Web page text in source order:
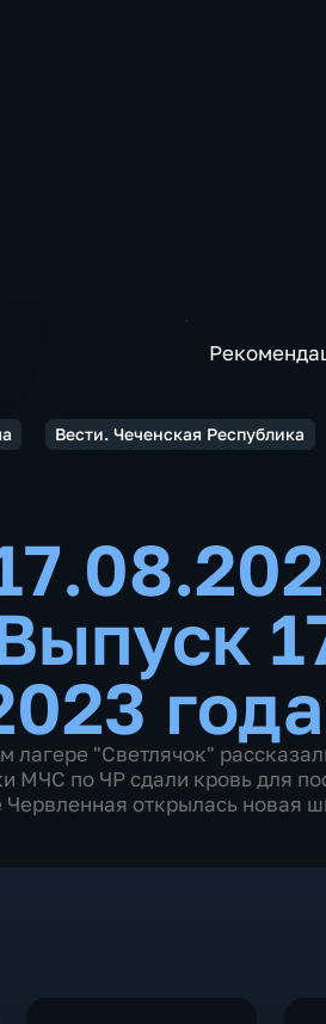
Вести. Чеченская Республика
года
лагере "Светлячок"
МЧС по ЧР сдали кровь для
открылась новая